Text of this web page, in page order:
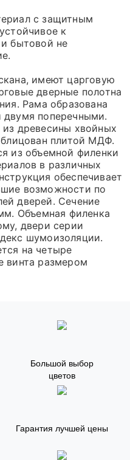
с защитным
к
бытовой не
имеют царговую
дверные полотна
Рама образована
поперечными.
древесины хвойных
плитой МДФ.
из объемной филенки
в различных
обеспечивает
возможности по
дверей. Сечение
Объемная филенка
двери серии
шумоизоляции.
на четыре
винта размером
Большой выбор
цветов
Гарантия лучшей цены